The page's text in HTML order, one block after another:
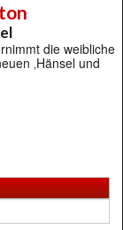
die weibliche
‚Hänsel und